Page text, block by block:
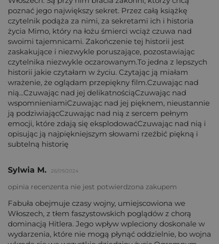
poznać jego największy sekret. Przez całą książkę
czytelnik podąża za nimi, za sekretami ich i historia
życia Mimo, który na łożu śmierci wciąż czuwa nad
swoimi tajemnicami. Zakończenie tej historii jest
zaskakujące i niezwykle poruszające, pozostawiając
czytelnika niezwykle oczarowanym.To jedna z lepszych
historii jakie czytałam w życiu. Czytając ją miałam
wrażenie, że oglądam przepiękny film.Czuwając nad
nią...Czuwając nad jej delikatnościąCzuwając nad
wspomnieniamiCzuwając nad jej pięknem, nieustannie
ją podziwiającCzuwając nad nią z sercem pełnym
emocji, które zdają się eksplodowaćCzuwając nad nią i
opisując ją najpiękniejszym słowami rzeźbić piękną i
subtelną historię
Sylwia M. 26/09/2024
opinia recenzenta nie jest potwierdzona zakupem
Fabuła obejmuje czasy wojny, umiejscowiona we
Włoszech, z tłem faszystowskich poglądów z chorą
dominacją Hitlera. Jego wpływ wpleciony doskonale w
wydarzenia, które nie mogą płynąć oddzielnie, bo wojna